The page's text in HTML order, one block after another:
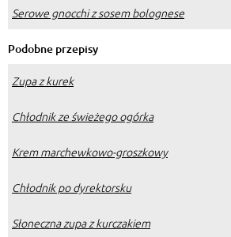
Serowe gnocchi z sosem bolognese
Podobne przepisy
Zupa z kurek
Chłodnik ze świeżego ogórka
Krem marchewkowo-groszkowy
Chłodnik po dyrektorsku
Słoneczna zupa z kurczakiem